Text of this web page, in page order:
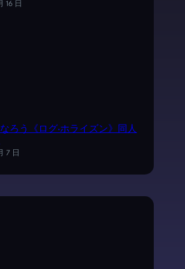
16 日
ろう《ログ·ホライズン》同人
7 日